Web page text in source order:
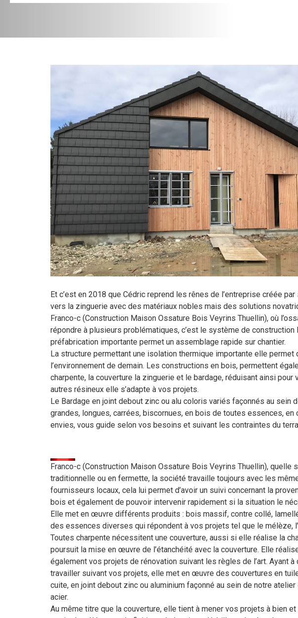
Et c’est en 2018 que Cédric reprend les rênes de l’entreprise créée
vers la zinguerie avec des matériaux nobles mais des solutions
Franco-c (Construction Maison Ossature Bois Veyrins Thuellin), où
répondre à plusieurs problématiques, c’est le système de
préfabrication importante permet un assemblage rapide sur chantier.
La structure permettant une isolation thermique importante elle
l’environnement de demain. Les constructions en bois, permettent
charpente, la couverture la zinguerie et le bardage, réduisant ainsi
autres résineux elle s’adapte à vos projets.
Le Bardage en joint debout zinc ou alu coloris variés façonnés au
grandes, longues, carrées, biscornues, en bois de toutes essences,
envies, vous guide selon vos besoins et suivant les contraintes du
Franco-c (Construction Maison Ossature Bois Veyrins Thuellin), quelle
traditionnelle ou en fermette, la société travaille toujours avec les
fournisseurs locaux, cela lui permet d’avoir un suivi concernant la
bois et également de pouvoir intervenir rapidement si la situation le
Elle met en œuvre différents produits : bois massif, contre collé,
des essences diverses qui répondent à vos projets tel que le mélèze,
Toutes charpente nécessitent une couverture, aussi si elle réalise la
poursuit la mise en œuvre de l’étanchéité avec la couverture. Elle
également vos projets de rénovation suivant les règles de l’art. Ayant
travailler suivant vos projets, elle met en œuvre des couvertures en
cuite, en joint debout zinc ou aluminium façonné au sein de notre atelier
acier.
Au même titre que la couverture, elle tient à mener vos projets à bien